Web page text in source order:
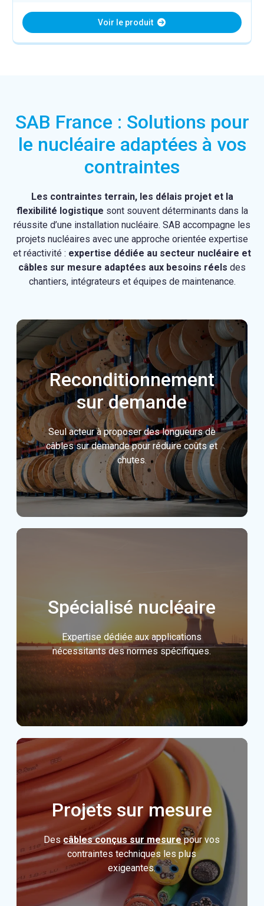
Voir le produit
SAB France : Solutions pour
le nucléaire adaptées à vos
contraintes
Les contraintes terrain, les délais projet et la
flexibilité logistique sont souvent déterminants dans la
réussite d’une installation nucléaire. SAB accompagne les
projets nucléaires avec une approche orientée expertise
et réactivité : expertise dédiée au secteur nucléaire et
câbles sur mesure adaptées aux besoins réels des
chantiers, intégrateurs et équipes de maintenance.
Reconditionnement
sur demande
Seul acteur à proposer des longueurs de
câbles sur demande pour réduire coûts et
chutes.
Spécialisé nucléaire
Expertise dédiée aux applications
nécessitants des normes spécifiques.
Projets sur mesure
Descâbles conçus sur mesurepour vos
contraintes techniques les plus
exigeantes.